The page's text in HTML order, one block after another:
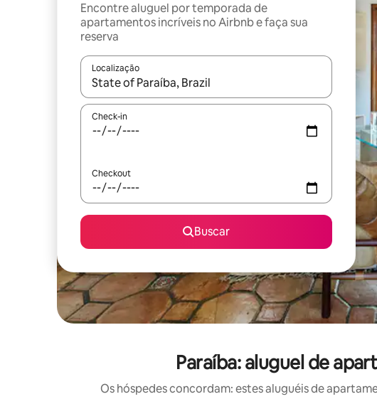
Encontre aluguel por temporada de
apartamentos incríveis no Airbnb e faça sua
reserva
Localização
Quando os resultados estiverem disponíveis, explore-os
Check-in
Checkout
Buscar
Paraíba: aluguel de
Os hóspedes concordam: estes aluguéis de